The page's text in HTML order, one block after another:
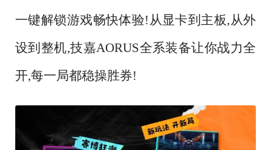
一键解锁游戏畅快体验!从显卡到主板,从外
设到整机,技嘉AORUS全系装备让你战力全
开,每一局都稳操胜券!